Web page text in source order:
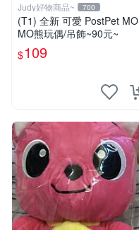
Judy好物商品~ 700
(T1) 全新 可愛 PostPet MO
MO熊玩偶/吊飾~90元~
$109